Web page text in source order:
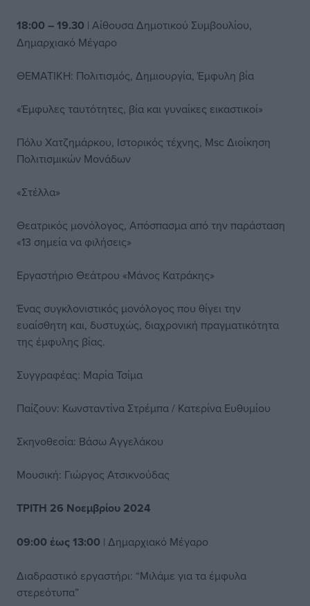
18:00 – 19.30 | Αίθουσα Δημοτικού Συμβουλίου,
Δημαρχιακό Μέγαρο
ΘΕΜΑΤΙΚΗ: Πολιτισμός, Δημιουργία, Έμφυλη βία
«Έµφυλες ταυτότητες, βία και γυναίκες εικαστικοί»
Πόλυ Χατζημάρκου, Ιστορικός τέχνης, Msc Διοίκηση
Πολιτισμικών Μονάδων
«Στέλλα»
Θεατρικός μονόλογος, Απόσπασμα από την παράσταση
«13 σημεία να φιλήσεις»
Εργαστήριο Θεάτρου «Μάνος Κατράκης»
Ένας συγκλονιστικός µονόλογος που θίγει την
ευαίσθητη και, δυστυχώς, διαχρονική πραγµατικότητα
της έµφυλης βίας.
Συγγραφέας: Μαρία Τσίµα
Παίζουν: Κωνσταντίνα Στρέµπα / Κατερίνα Ευθυµίου
Σκηνοθεσία: Βάσω Αγγελάκου
Μουσική: Γιώργος Ατσικνούδας
ΤΡΙΤΗ 26 Νοεμβρίου 2024
09:00 έως 13:00 | Δηµαρχιακό Μέγαρο
Διαδραστικό εργαστήρι: “Μιλάμε για τα έµφυλα
στερεότυπα”